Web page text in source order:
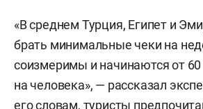
«В среднем Турция, Египет и
брать минимальные чеки на
соизмеримы и начинаются от
на человека», — рассказал
его словам, туристы